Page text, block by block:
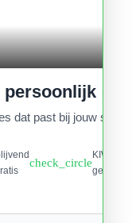
persoonlijk
dat past bij jouw
check_circle
KIWA